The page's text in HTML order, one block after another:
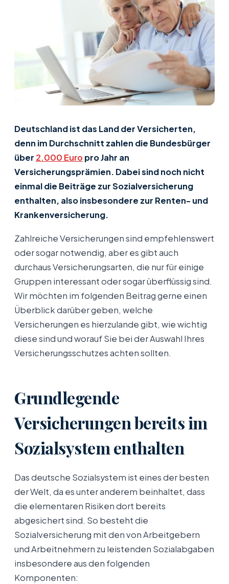
Deutschland ist das Land der Versicherten,
denn im Durchschnitt zahlen die Bundesbürger
über 2.000 Euro pro Jahr an
Versicherungsprämien. Dabei sind noch nicht
einmal die Beiträge zur Sozialversicherung
enthalten, also insbesondere zur Renten- und
Krankenversicherung.
Zahlreiche Versicherungen sind empfehlenswert
oder sogar notwendig, aber es gibt auch
durchaus Versicherungsarten, die nur für einige
Gruppen interessant oder sogar überflüssig sind.
Wir möchten im folgenden Beitrag gerne einen
Überblick darüber geben, welche
Versicherungen es hierzulande gibt, wie wichtig
diese sind und worauf Sie bei der Auswahl Ihres
Versicherungsschutzes achten sollten.
Grundlegende
Versicherungen bereits im
Sozialsystem enthalten
Das deutsche Sozialsystem ist eines der besten
der Welt, da es unter anderem beinhaltet, dass
die elementaren Risiken dort bereits
abgesichert sind. So besteht die
Sozialversicherung mit den von Arbeitgebern
und Arbeitnehmern zu leistenden Sozialabgaben
insbesondere aus den folgenden
Komponenten: